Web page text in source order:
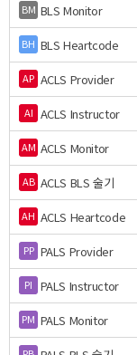
BM BLS Monitor
BH BLS Heartcode
AP ACLS Provider
AI ACLS Instructor
AM ACLS Monitor
AB ACLS BLS 술기
AH ACLS Heartcode
PP PALS Provider
PI PALS Instructor
PM PALS Monitor